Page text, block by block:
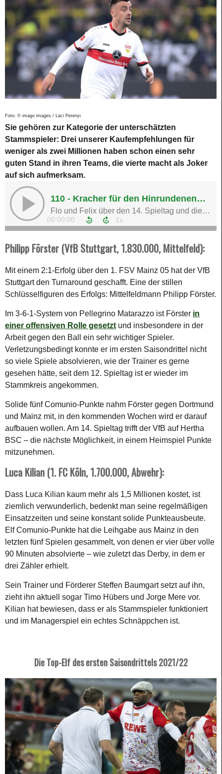
Foto: © imago images / Laci Perenyi
Sie gehören zur Kategorie der unterschätzten
Stammspieler: Drei unserer Kaufempfehlungen für
weniger als zwei Millionen haben schon einen sehr
guten Stand in ihren Teams, die vierte macht als Joker
auf sich aufmerksam.
Philipp Förster (VfB Stuttgart, 1.830.000, Mittelfeld):
Mit einem 2:1-Erfolg über den 1. FSV Mainz 05 hat der VfB
Stuttgart den Turnaround geschafft. Eine der stillen
Schlüsselfiguren des Erfolgs: Mittelfeldmann Philipp Förster.
Im 3-6-1-System von Pellegrino Matarazzo ist Förster in
einer offensiven Rolle gesetzt und insbesondere in der
Arbeit gegen den Ball ein sehr wichtiger Spieler.
Verletzungsbedingt konnte er im ersten Saisondrittel nicht
so viele Spiele absolvieren, wie der Trainer es gerne
gesehen hätte, seit dem 12. Spieltag ist er wieder im
Stammkreis angekommen.
Solide fünf Comunio-Punkte nahm Förster gegen Dortmund
und Mainz mit, in den kommenden Wochen wird er darauf
aufbauen wollen. Am 14. Spieltag trifft der VfB auf Hertha
BSC – die nächste Möglichkeit, in einem Heimspiel Punkte
mitzunehmen.
Luca Kilian (1. FC Köln, 1.700.000, Abwehr):
Dass Luca Kilian kaum mehr als 1,5 Millionen kostet, ist
ziemlich verwunderlich, bedenkt man seine regelmäßigen
Einsatzzeiten und seine konstant solide Punkteausbeute.
Elf Comunio-Punkte hat die Leihgabe aus Mainz in den
letzten fünf Spielen gesammelt, von denen er vier über volle
90 Minuten absolvierte – wie zuletzt das Derby, in dem er
drei Zähler erhielt.
Sein Trainer und Förderer Steffen Baumgart setzt auf ihn,
zieht ihn aktuell sogar Timo Hübers und Jorge Mere vor.
Kilian hat bewiesen, dass er als Stammspieler funktioniert
und im Managerspiel ein echtes Schnäppchen ist.
Die Top-Elf des ersten Saisondrittels 2021/22